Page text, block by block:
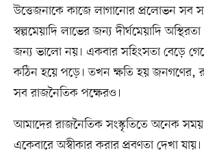
উত্তেজনাকে কাজে লাগানোর প্রলোভন সব
স্বল্পমেয়াদি লাভের জন্য দীর্ঘমেয়াদি
জন্য ভালো নয়। একবার সহিংসতা বেড়ে
কঠিন হয়ে পড়ে। তখন ক্ষতি হয় জনগণের,
সব রাজনৈতিক পক্ষেরও।
আমাদের রাজনৈতিক সংস্কৃতিতে অনেক সময়
একেবারে অস্বীকার করার প্রবণতা দেখা যায়।